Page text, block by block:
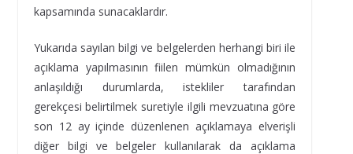
kapsamında sunacaklardır.
Yukarıda sayılan bilgi ve belgelerden herhangi biri ile
açıklama yapılmasının fiilen mümkün olmadığının
anlaşıldığı durumlarda, istekliler tarafından
gerekçesi belirtilmek suretiyle ilgili mevzuatına göre
son 12 ay içinde düzenlenen açıklamaya elverişli
diğer bilgi ve belgeler kullanılarak da açıklama